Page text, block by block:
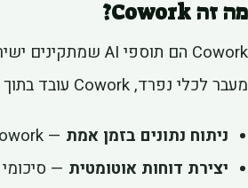
מה זה Cowork?
מעבר לכלי נפרד, Cowork עובד בתוך הסביבה הקיימת. התכונות המרכזיות:
ניתוח נתונים בזמן אמת — Cowork סורק מסמכים, גיליונות ושיחות ומפיק תובנות
יצירת דוחות אוטומטית —